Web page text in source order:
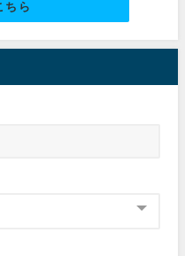
ちら